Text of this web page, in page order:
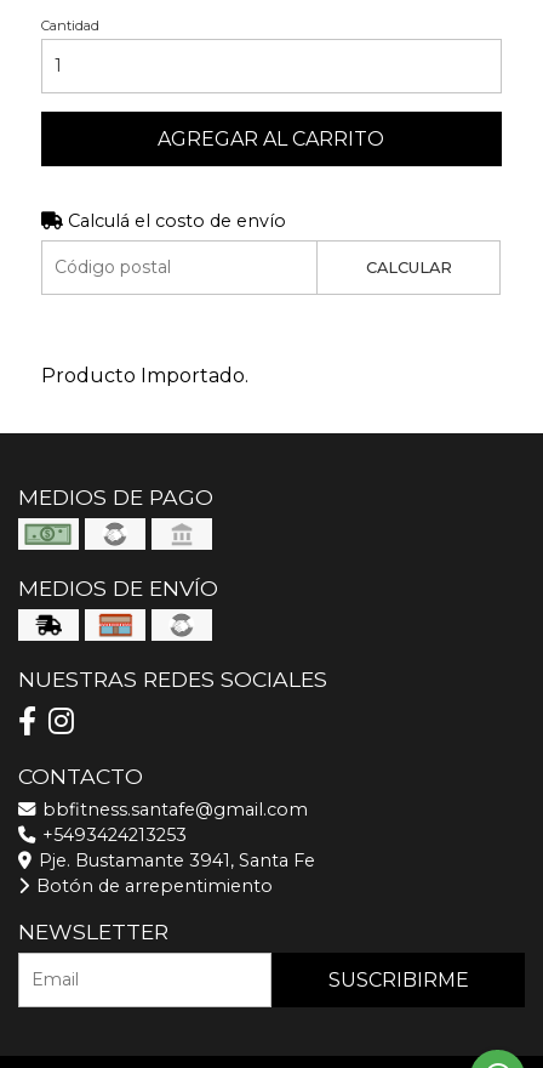
Cantidad
AGREGAR AL CARRITO
Calculá el costo de envío
CALCULAR
Producto Importado.
MEDIOS DE PAGO
MEDIOS DE ENVÍO
NUESTRAS REDES SOCIALES
CONTACTO
bbfitness.santafe@gmail.com
+5493424213253
Pje. Bustamante 3941, Santa Fe
Botón de arrepentimiento
NEWSLETTER
SUSCRIBIRME